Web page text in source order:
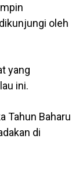
oleh
yang
ini.
Tahun Baharu
di